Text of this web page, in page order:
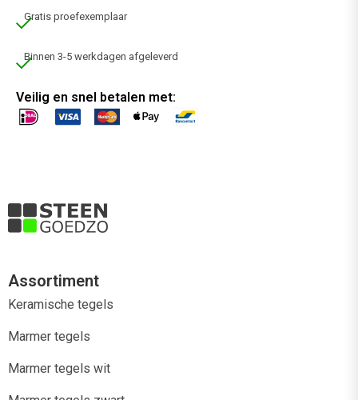
Gratis proefexemplaar
Binnen 3-5 werkdagen afgeleverd
Veilig en snel betalen met:
Assortiment
Keramische tegels
Marmer tegels
Marmer tegels wit